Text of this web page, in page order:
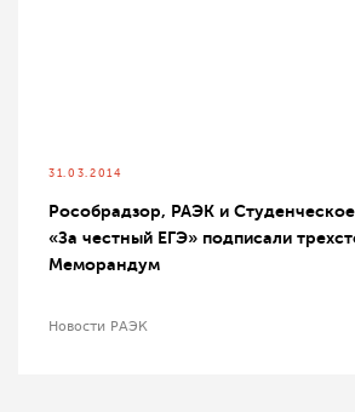
31.03.2014
Рособрадзор, РАЭК и
«За честный ЕГЭ» подписали
Меморандум
Новости РАЭК